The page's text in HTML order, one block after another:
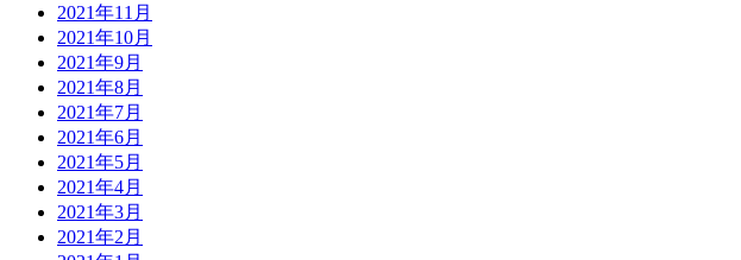
2021年11月
2021年10月
2021年9月
2021年8月
2021年7月
2021年6月
2021年5月
2021年4月
2021年3月
2021年2月